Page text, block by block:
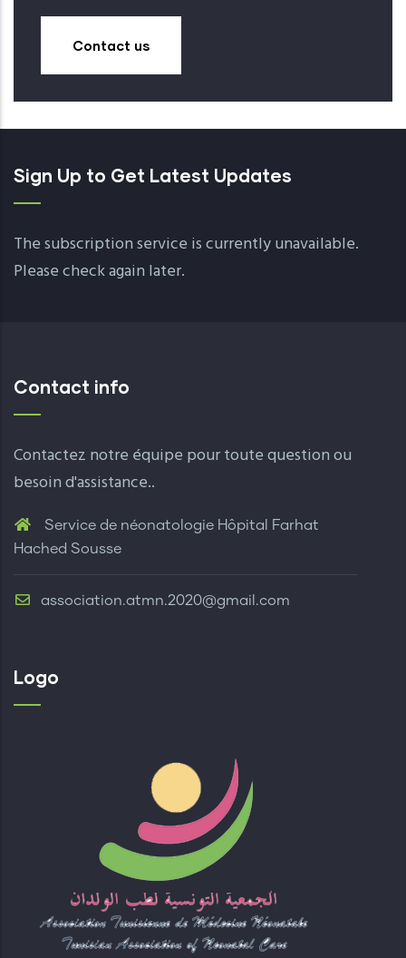
Contact us
Sign Up to Get Latest Updates
The subscription service is currently unavailable.
Please check again later.
Contact info
Contactez notre équipe pour toute question ou
besoin d'assistance..
Service de néonatologie Hôpital Farhat
Hached Sousse
association.atmn.2020@gmail.com
Logo